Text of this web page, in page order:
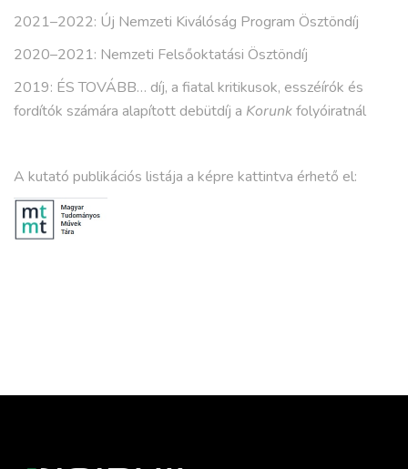
2021–2022: Új Nemzeti Kiválóság Program Ösztöndíj
2020–2021: Nemzeti Felsőoktatási Ösztöndíj
2019: ÉS TOVÁBB… díj, a fiatal kritikusok, esszéírók és
fordítók számára alapított debütdíj a Korunkfolyóiratnál
A kutató publikációs listája a képre kattintva érhető el: